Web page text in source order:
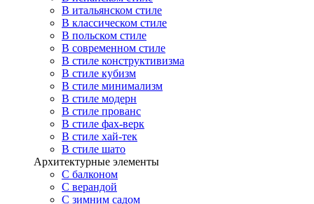
В итальянском стиле
В классическом стиле
В польском стиле
В современном стиле
В стиле конструктивизма
В стиле кубизм
В стиле минимализм
В стиле модерн
В стиле прованс
В стиле фах-верк
В стиле хай-тек
В стиле шато
Архитектурные элементы
С балконом
С верандой
С зимним садом